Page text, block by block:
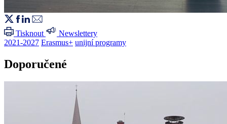
Tisknout
Newslettery
2021-2027 Erasmus+ unijní programy
Doporučené